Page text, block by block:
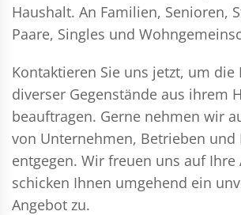
Haushalt. An Familien, Senioren,
Paare, Singles und
Kontaktieren Sie uns jetzt, um die
diverser Gegenstände aus ihrem
beauftragen. Gerne nehmen wir
von Unternehmen, Betrieben und
entgegen. Wir freuen uns auf Ihre
schicken Ihnen umgehend ein
Angebot zu.